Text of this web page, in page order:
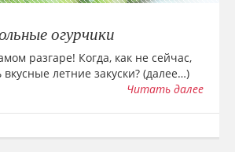
огурчики
разгаре! Когда, как не сейчас,
вкусные летние закуски? (далее…)
Читать далее